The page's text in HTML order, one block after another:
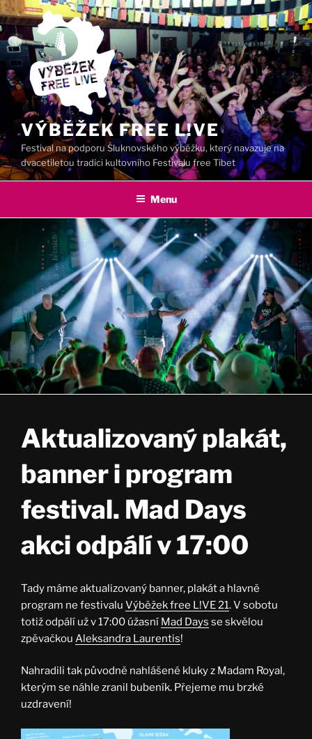
Přejít
k
obsahu
webu
VÝBĚŽEK FREE L!VE
Festival na podporu Šluknovského výběžku, který navazuje na
dvacetiletou tradici kultovního Festivalu free Tibet
Menu
Aktualizovaný plakát,
banner i program
festival. Mad Days
akci odpálí v 17:00
Tady máme aktualizovaný banner, plakát a hlavně
program ne festivalu Výběžek free L!VE 21. V sobotu
totiž odpálí už v 17:00 úžasní Mad Days se skvělou
zpěvačkou Aleksandra Laurentis!
Nahradili tak původně nahlášené kluky z Madam Royal,
kterým se náhle zranil bubeník. Přejeme mu brzké
uzdravení!